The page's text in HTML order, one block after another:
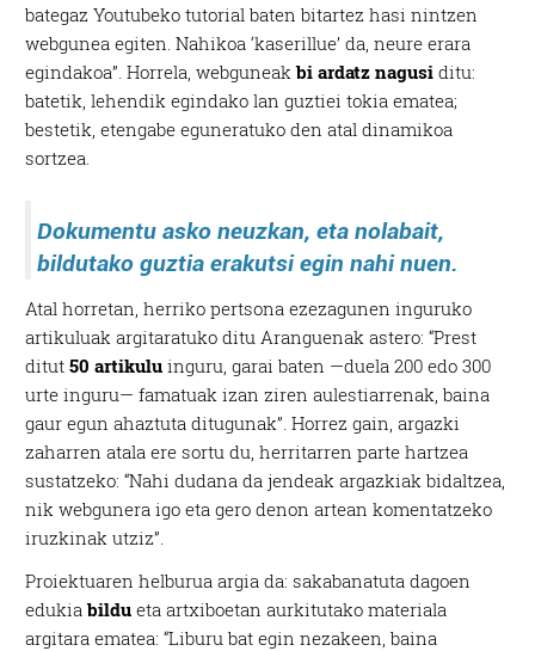
bategaz Youtubeko tutorial baten bitartez hasi nintzen
webgunea egiten. Nahikoa ‘kaserillue’ da, neure erara
egindakoa”. Horrela, webguneakbi ardatz nagusi ditu:
batetik, lehendik egindako lan guztiei tokia ematea;
bestetik, etengabe eguneratuko den atal dinamikoa
sortzea.
Dokumentu asko neuzkan, eta nolabait,
bildutako guztia erakutsi egin nahi nuen.
Atal horretan, herriko pertsona ezezagunen inguruko
artikuluak argitaratuko ditu Aranguenak astero: “Prest
ditut50 artikulu inguru, garai baten —duela 200 edo 300
urte inguru— famatuak izan ziren aulestiarrenak, baina
gaur egun ahaztuta ditugunak”. Horrez gain, argazki
zaharren atala ere sortu du, herritarren parte hartzea
sustatzeko: “Nahi dudana da jendeak argazkiak bidaltzea,
nik webgunera igo eta gero denon artean komentatzeko
iruzkinak utziz”.
Proiektuaren helburua argia da: sakabanatuta dagoen
edukiabildu eta artxiboetan aurkitutako materiala
argitara ematea: “Liburu bat egin nezakeen, baina